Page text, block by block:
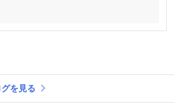
を見る